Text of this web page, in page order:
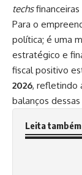
techsfinanceiras
Para o
política; é uma
estratégico e
fiscal positivo
2026, refletindo
balanços
Leita também